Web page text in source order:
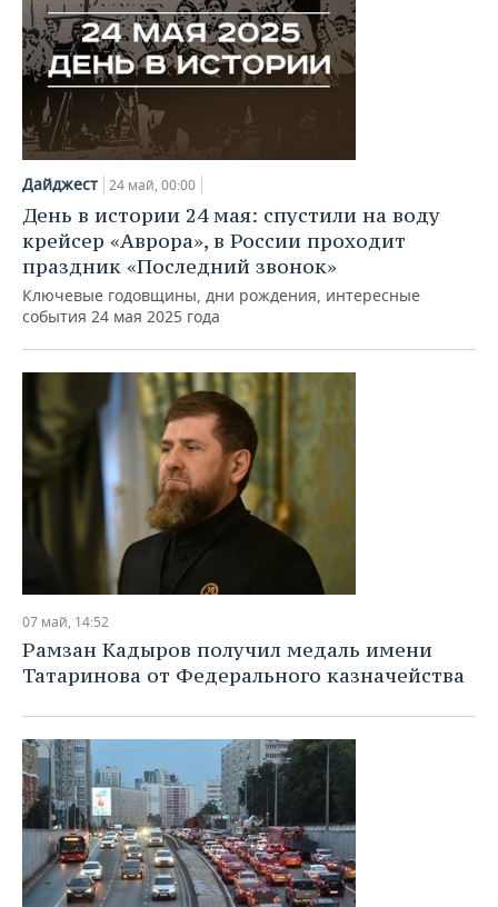
Дайджест 24 май, 00:00
День в истории 24 мая: спустили на воду
крейсер «Аврора», в России проходит
праздник «Последний звонок»
Ключевые годовщины, дни рождения, интересные
события 24 мая 2025 года
07 май, 14:52
Рамзан Кадыров получил медаль имени
Татаринова от Федерального казначейства